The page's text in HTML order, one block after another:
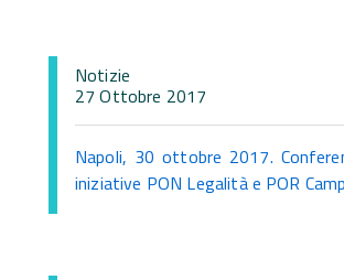
Notizie
27 Ottobre 2017
Napoli, 30 ottobre 2017.
iniziative PON Legalità e POR